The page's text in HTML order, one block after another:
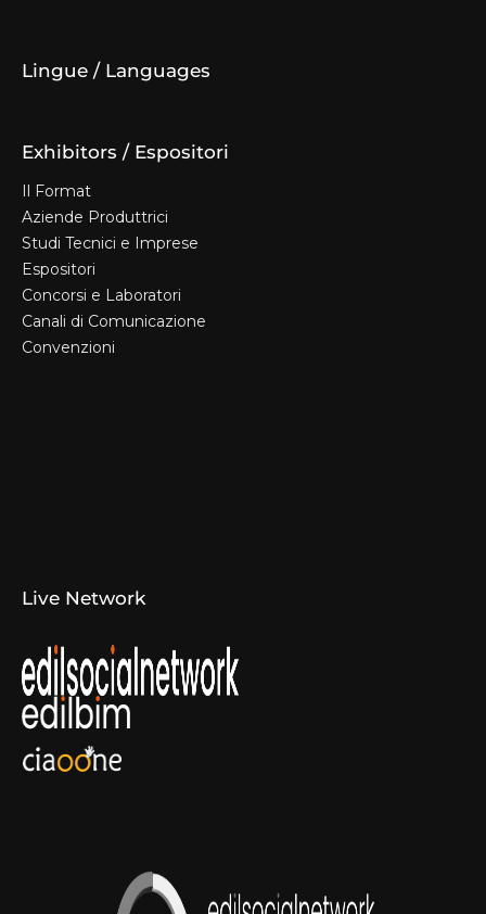
Lingue / Languages
Exhibitors / Espositori
Il Format
Aziende Produttrici
Studi Tecnici e Imprese
Espositori
Concorsi e Laboratori
Canali di Comunicazione
Convenzioni
Live Network